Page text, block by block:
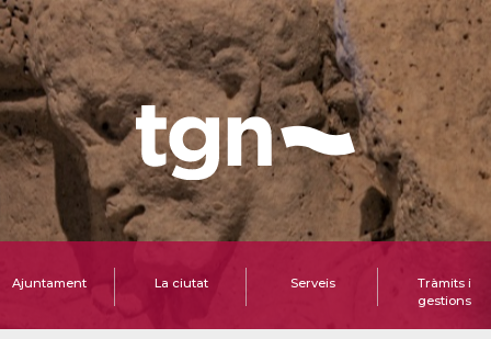
Ajuntament La ciutat Serveis
Tràmits i
gestions